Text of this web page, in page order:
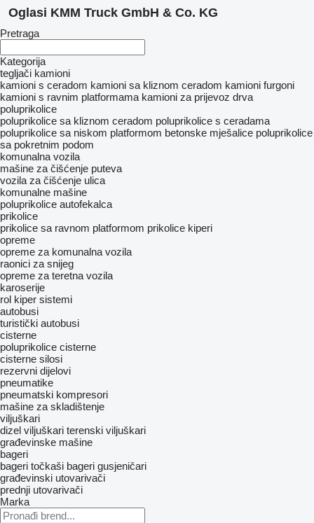
Oglasi KMM Truck GmbH & Co. KG
Pretraga
Kategorija
tegljači kamioni
kamioni s ceradom kamioni sa kliznom ceradom kamioni furgoni
kamioni s ravnim platformama kamioni za prijevoz drva
poluprikolice
poluprikolice sa kliznom ceradom poluprikolice s ceradama
poluprikolice sa niskom platformom betonske mješalice poluprikolice
sa pokretnim podom
komunalna vozila
mašine za čišćenje puteva
vozila za čišćenje ulica
komunalne mašine
poluprikolice autofekalca
prikolice
prikolice sa ravnom platformom prikolice kiperi
opreme
opreme za komunalna vozila
raonici za snijeg
оpremе za teretna vozila
karoserije
rol kiper sistemi
autobusi
turistički autobusi
cisterne
poluprikolice cisterne
cisterne silosi
rezervni dijelovi
pneumatikе
pneumatski kompresori
mašine za skladištenje
viljuškari
dizel viljuškari terenski viljuškari
građevinske mašine
bageri
bageri točkaši bageri gusjeničari
građevinski utovarivači
prednji utovarivači
Marka